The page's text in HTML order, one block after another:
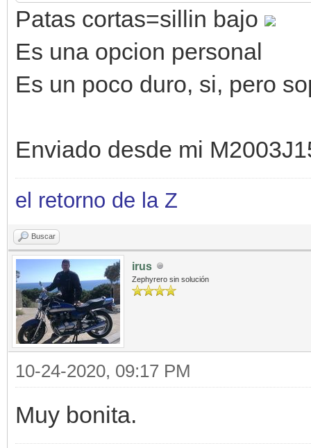
Patas cortas=sillin bajo
Es una opcion personal
Es un poco duro, si, pero
Enviado desde mi
el retorno de la Z
Buscar
irus
Zephyrero sin solución
10-24-2020, 09:17 PM
Muy bonita.